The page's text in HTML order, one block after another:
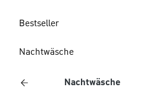
Bestseller
Nachtwäsche
Nachtwäsche